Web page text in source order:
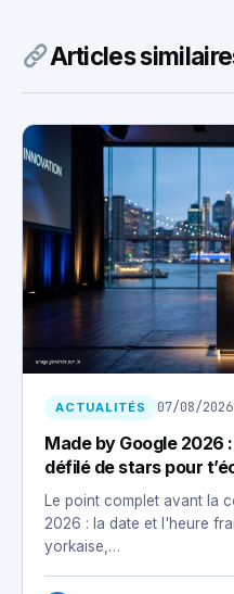
Articles
ACTUALITÉS 07/08/2026
Made by Google 2026
défilé de stars pour
Le point complet avant la
2026 : la date et l'heure
yorkaise,…